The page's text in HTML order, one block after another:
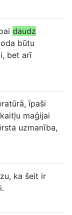
daudz
būtu
bet arī
īpaši
maģijai
uzmanība,
ka šeit ir